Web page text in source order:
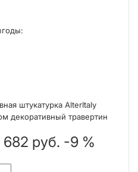
штукатурка AlterItaly
декоративный травертин
682 руб. -9 %